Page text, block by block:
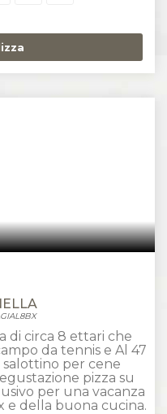
di circa 8 ettari che
da tennis e Al 47
salottino per cene
pizza su
per una vacanza
e della buona cucina.